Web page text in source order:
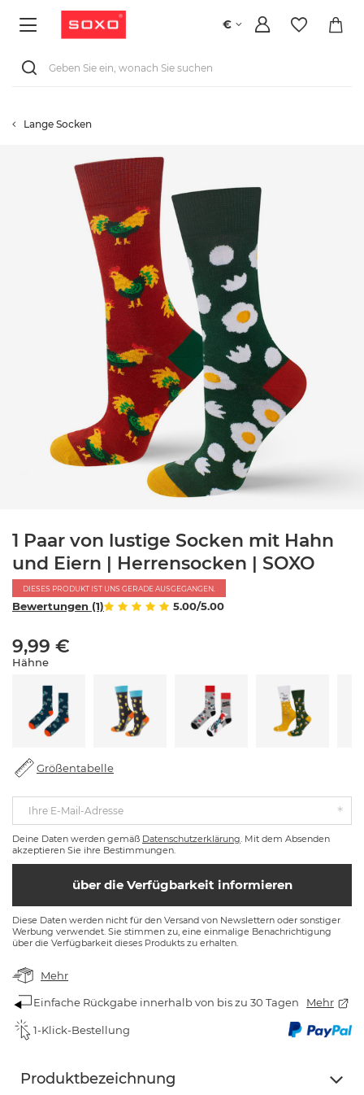
€
Lange Socken
1 Paar von lustige Socken mit Hahn
und Eiern | Herrensocken | SOXO
DIESES PRODUKT IST UNS GERADE AUSGEGANGEN.
5.00/5.00
Bewertungen (1)
9,99 €
Hähne
Größentabelle
Ihre E-Mail-Adresse
Deine Daten werden gemäß Datenschutzerklärung . Mit dem Absenden
akzeptieren Sie ihre Bestimmungen.
über die Verfügbarkeit informieren
Diese Daten werden nicht für den Versand von Newslettern oder sonstiger
Werbung verwendet. Sie stimmen zu, eine einmalige Benachrichtigung
über die Verfügbarkeit dieses Produkts zu erhalten.
Mehr
Einfache Rückgabe innerhalb von bis zu 30 Tagen Mehr
1-Klick-Bestellung
Produktbezeichnung